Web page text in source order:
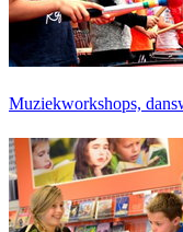
Muziekworkshops,